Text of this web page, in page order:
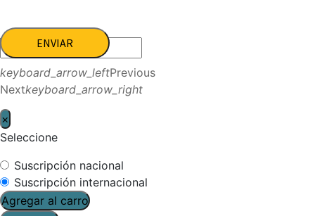
ENVIAR
keyboard_arrow_leftPrevious
Nextkeyboard_arrow_right
×
Seleccione
Suscripción nacional
Suscripción internacional
Agregar al carro